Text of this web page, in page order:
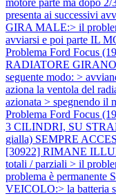
presenta ai successivi
GIRA MALE:> il
avviarsi e poi parte IL
Problema Ford Focus
RADIATORE GIRANO
seguente modo: >
aziona la ventola del
azionata > spegnendo il
Problema Ford Focus
3 CILINDRI, SU
gialla) SEMPRE
[30922] RIMANE
totali / parziali > il
problema è
VEICOLO:> la batteria